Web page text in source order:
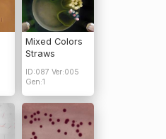
Mixed Colors
Straws
ID:087 Ver:005
Gen:1